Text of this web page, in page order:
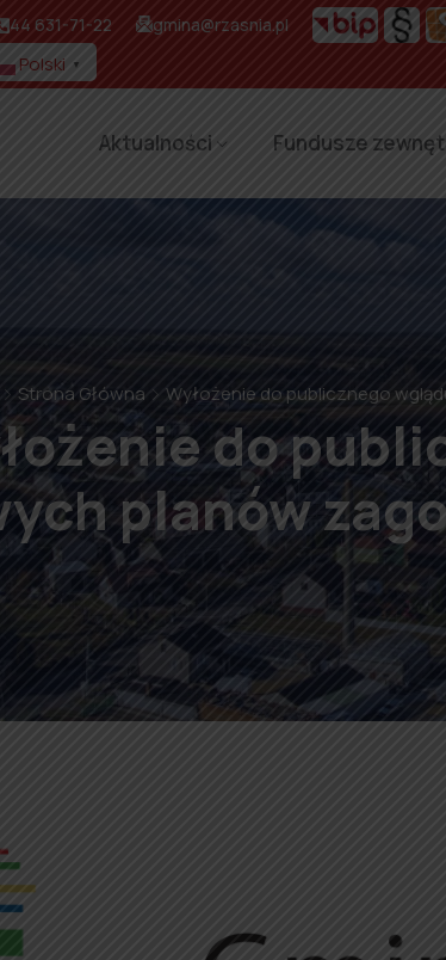
44 631-71-22 gmina@rzasnia.pl
Polski ▼
Aktualności Fundusze
Strona Główna Wyłożenie do publicznego
do
planów